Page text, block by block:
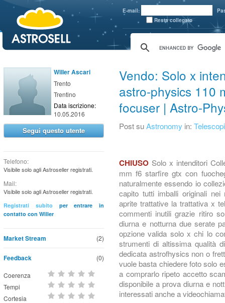
E-mail:
Resta collegato
Willer Ascari
Trento
Trentino
Data iscrizione:
10.05.2016
Segui questo utente
Telefono:
Visibile solo agli Astroseller registrati.
Mail:
Visibile solo agli Astroseller registrati.
Registrati subitoper entrare in
contatto con Willer
(2)
Market Stream
Feedback (0)
Coerenza
Tempi
Cortesia
Vendo: Solo x
astro-physics 110
focuser | Astro-
Post suAstronomy in:
CHIUSO Solo x intenditori
mm f6 starfire gtx con
naturalmente essendo io
capito tutti imballi originali
aprite trattative la trattativa x
commenti inutili grazie ritiro
diurna e notturna due serate
opzione valida solo x chi lo
strumenti di altissima qualità
dedicata astrofhysics non o
vuole basta chiedere foto solo
a comprarlo ripeto accetto
disponibile a prova diurna e
interessati anche a